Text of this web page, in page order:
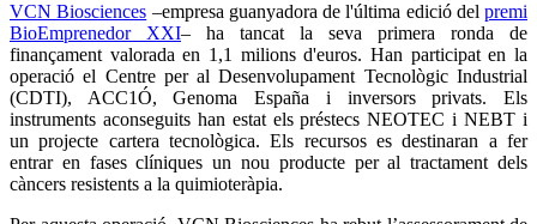
VCN Biosciences –empresa guanyadora de l'última edició del premi
BioEmprenedor XXI– ha tancat la seva primera ronda de
finançament valorada en 1,1 milions d'euros. Han participat en la
operació el Centre per al Desenvolupament Tecnològic Industrial
(CDTI), ACC1Ó, Genoma España i inversors privats. Els
instruments aconseguits han estat els préstecs NEOTEC i NEBT i
un projecte cartera tecnològica. Els recursos es destinaran a fer
entrar en fases clíniques un nou producte per al tractament dels
càncers resistents a la quimioteràpia.